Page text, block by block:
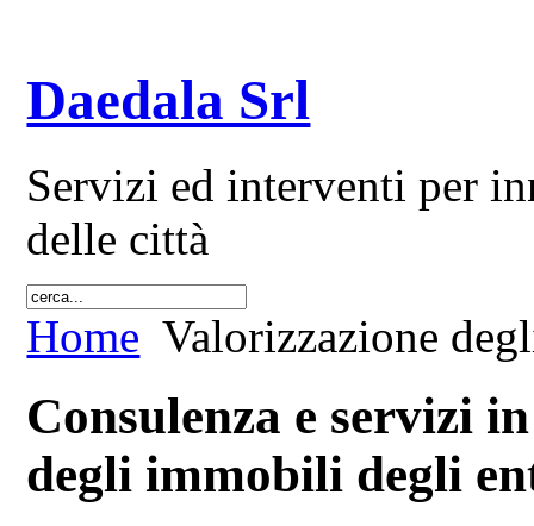
Daedala Srl
Servizi ed interventi per
delle città
Home Valorizzazione
Consulenza e servizi
degli immobili degli